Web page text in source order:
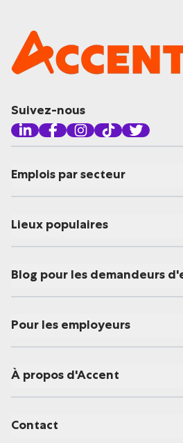
Suivez-nous
Emplois par secteur
Lieux populaires
Blog pour les demandeurs
Pour les employeurs
À propos d'Accent
Contact